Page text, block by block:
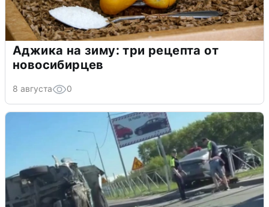
Аджика на зиму: три рецепта от
новосибирцев
8 августа 0